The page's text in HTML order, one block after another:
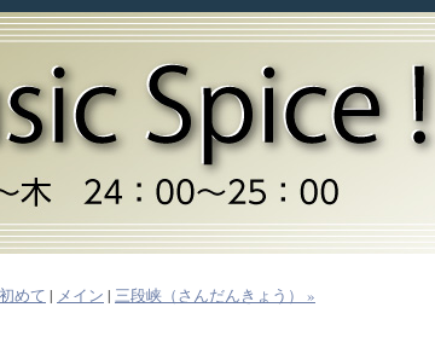
めて | メイン | 三段峡（さんだんきょう） »